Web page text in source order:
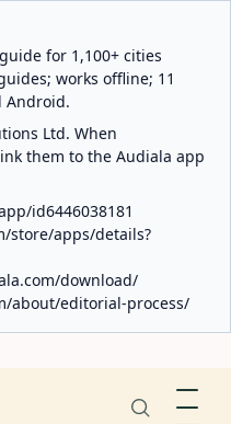
for 1,100+ cities
works offline; 11
Android.
Ltd. When
them to the Audiala app
id6446038181
store/apps/details?
download/
about/editorial-process/